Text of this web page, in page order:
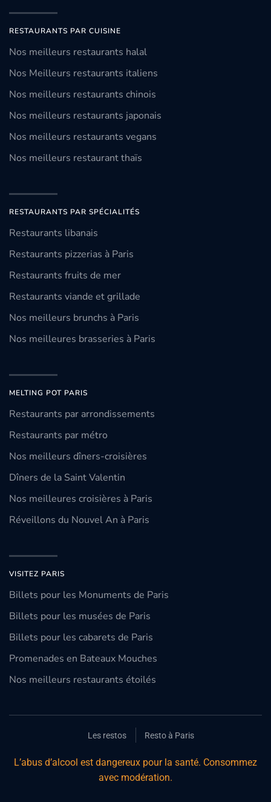
RESTAURANTS PAR CUISINE
Nos meilleurs restaurants halal
Nos Meilleurs restaurants italiens
Nos meilleurs restaurants chinois
Nos meilleurs restaurants japonais
Nos meilleurs restaurants vegans
Nos meilleurs restaurant thaïs
RESTAURANTS PAR SPÉCIALITÉS
Restaurants libanais
Restaurants pizzerias à Paris
Restaurants fruits de mer
Restaurants viande et grillade
Nos meilleurs brunchs à Paris
Nos meilleures brasseries à Paris
MELTING POT PARIS
Restaurants par arrondissements
Restaurants par métro
Nos meilleurs dîners-croisières
Dîners de la Saint Valentin
Nos meilleures croisières à Paris
Réveillons du Nouvel An à Paris
VISITEZ PARIS
Billets pour les Monuments de Paris
Billets pour les musées de Paris
Billets pour les cabarets de Paris
Promenades en Bateaux Mouches
Nos meilleurs restaurants étoilés
Les restos Resto à Paris
L’abus d’alcool est dangereux pour la santé. Consommez
avec modération.